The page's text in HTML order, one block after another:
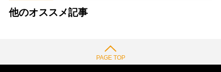
他のオススメ記事
PAGE TOP